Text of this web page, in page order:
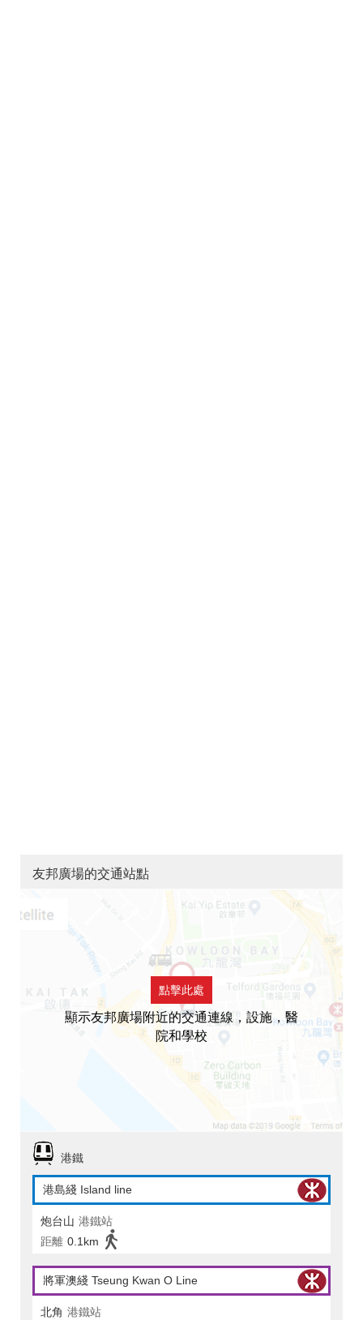
友邦廣場的交通站點
點擊此處
顯示友邦廣場附近的交通連線，設施，醫
院和學校
港鐵
港島綫 Island line
炮台山 港鐵站
距離 0.1km
將軍澳綫 Tseung Kwan O Line
北角 港鐵站